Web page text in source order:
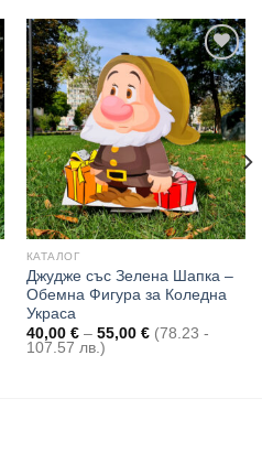
Add to
wishlist
КАТАЛОГ
Джудже със Зелена Шапка –
Обемна Фигура за Коледна
Украса
40,00 € – 55,00 €Price
range:
(78.23 -
107.57 лв.)